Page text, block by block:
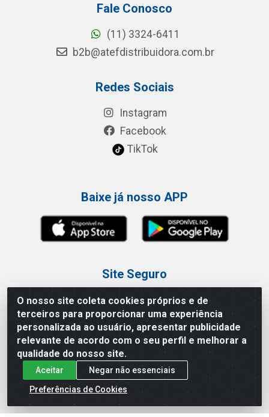
O nosso site coleta cookies próprios e de
terceiros para proporcionar uma experiência
personalizada ao usuário, apresentar publicidade
relevante de acordo com o seu perfil e melhorar a
qualidade do nosso site.
Aceitar
Negar não essenciais
Preferências de Cookies
Fale Conosco
(11) 3324-6411
b2b@atefdistribuidora.com.br
Redes Sociais
Instagram
Facebook
TikTok
Baixe já nosso APP
Site Seguro
Loja / Showroom
Tel.: (11) 3227-0546
Av Vautier, 587/597 - Pari - São Paulo/SP